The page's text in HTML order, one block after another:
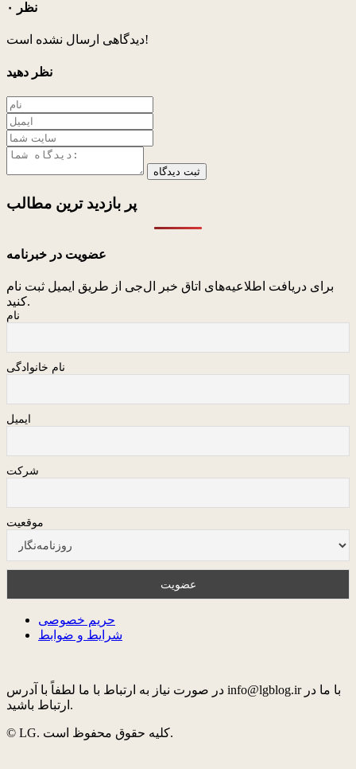
۰ نظر
دیدگاهی ارسال نشده است!
نظر دهید
ثبت دیدگاه
پر بازدید ترین مطالب
عضویت در خبرنامه
برای دریافت اطلاعیه‌های اتاق خبر ال‌جی از طریق ایمیل ثبت نام
کنید.
نام
نام خانوادگی
ایمیل
شرکت
موقعیت
حریم خصوصی
شرایط و ضوابط
در صورت نیاز به ارتباط با ما لطفاً با آدرس info@lgblog.ir با ما در
ارتباط باشید.
© LG. کلیه حقوق محفوظ است.